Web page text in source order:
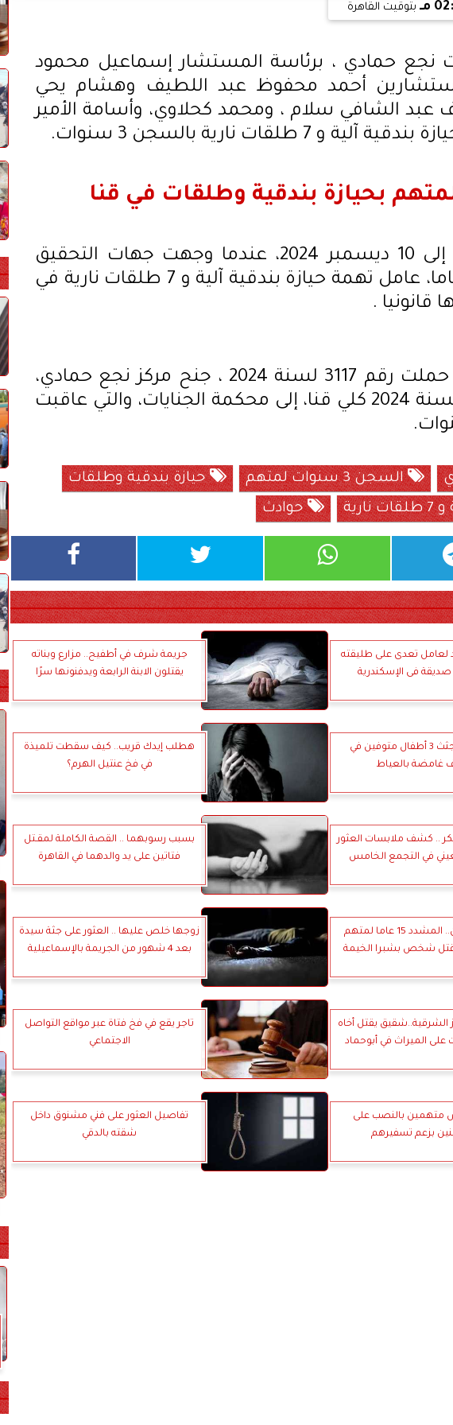
مـ بتوقيت القاهرة
نجع حمادي ، برئاسة المستشار إسماعيل محمود
أحمد محفوظ عبد اللطيف وهشام يحي
عبد الشافي سلام ، ومحمد كحلاوي، وأسامة الأمير
طلقات نارية بالسجن 3 سنوات.
تعود أحداث القضية، إلى 10 ديسمبر 2024، عندما وجهت جهات التحقيق
للمتهم محمد.ا، 26 عاما، عامل تهمة حيازة بندقية آلية و 7 طلقات نارية في
قانونيا .
تم إحالة القضية التي حملت رقم 3117 لسنة 2024 ، جنح مركز نجع حمادي،
والمقيدة برقم 7134 لسنة 2024 كلي قنا، إلى محكمة الجنايات، والتي عاقبت
السجن 3 سنوات لمتهم
حيازة بندقية وطلقات
حوادث
لعامل تعدى على طليقته
فى الإسكندرية
جريمة شرف في أطفيح.. مزارع وبناته
يقتلون الابنة الرابعة ويدفنونها سرًا
العثور على جثث 3 أطفال متوفين في
غامضة بالعياط
هطلب إيدك قريب.. كيف سقطت تلميذة
في فخ عنتيل الهرم؟
.. كشف ملابسات العثور
في التجمع الخامس
بسبب رسوبهما .. القصة الكاملة لمقـتل
فتاتين على يد والدهما في القاهرة
ضربه بسكين.. المشدد 15 عاما لمتهم
شخص بشبرا الخيمة
زوجها خلص عليها .. العثور على جثة سيدة
بعد 4 شهور من الجريمة بالإسماعيلية
الشرقية..شقيق يقتل أخاه
على الميراث في أبوحماد
تاجر يقع في فخ فتاة عبر مواقع التواصل
الاجتماعي
متهمين بالنصب على
بزعم تسفيرهم
تفاصيل العثور على فني مشنوق داخل
شقته بالدقي